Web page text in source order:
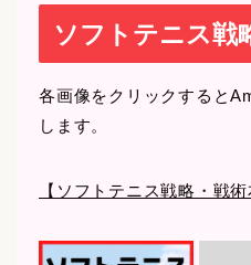
ソフトテニス戦
各画像をクリックすると
します。
【ソフトテニス戦略・戦術